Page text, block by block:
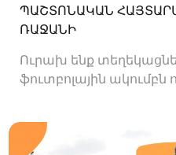
ՊԱՇՏՈՆԱԿԱՆ
ՌԱՋԱՆԻ
Ուրախ ենք
ֆուտբոլային ակումբն